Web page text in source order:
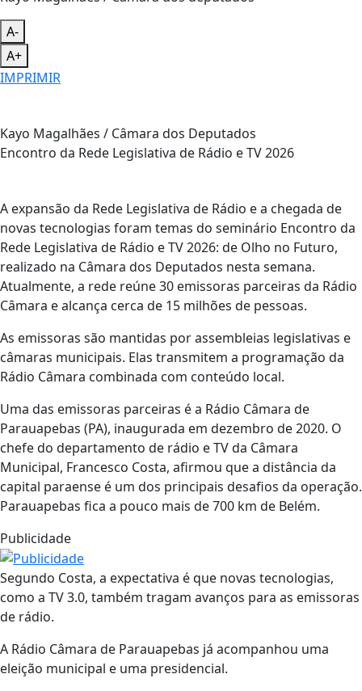
A-
A+
IMPRIMIR
Kayo Magalhães / Câmara dos Deputados
Encontro da Rede Legislativa de Rádio e TV 2026
A expansão da Rede Legislativa de Rádio e a chegada de
novas tecnologias foram temas do seminário Encontro da
Rede Legislativa de Rádio e TV 2026: de Olho no Futuro,
realizado na Câmara dos Deputados nesta semana.
Atualmente, a rede reúne 30 emissoras parceiras da Rádio
Câmara e alcança cerca de 15 milhões de pessoas.
As emissoras são mantidas por assembleias legislativas e
câmaras municipais. Elas transmitem a programação da
Rádio Câmara combinada com conteúdo local.
Uma das emissoras parceiras é a Rádio Câmara de
Parauapebas (PA), inaugurada em dezembro de 2020. O
chefe do departamento de rádio e TV da Câmara
Municipal, Francesco Costa, afirmou que a distância da
capital paraense é um dos principais desafios da operação.
Parauapebas fica a pouco mais de 700 km de Belém.
Publicidade
Segundo Costa, a expectativa é que novas tecnologias,
como a TV 3.0, também tragam avanços para as emissoras
de rádio.
A Rádio Câmara de Parauapebas já acompanhou uma
eleição municipal e uma presidencial.